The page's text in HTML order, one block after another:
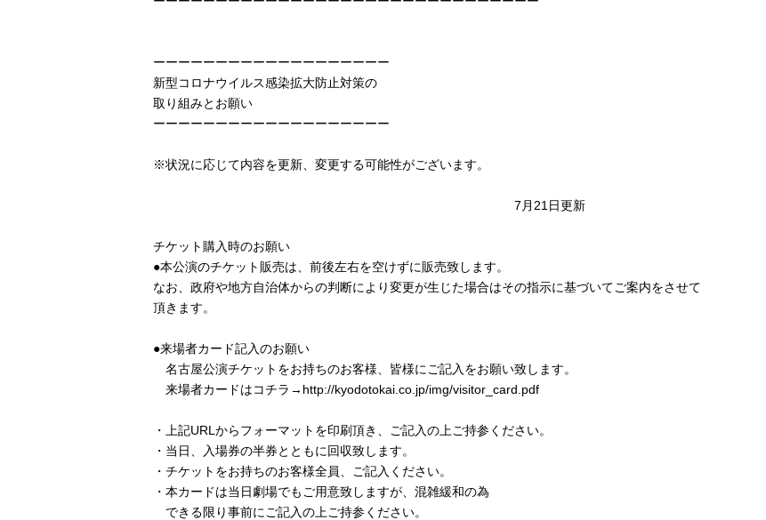
ーーーーーーーーーーーーーーーーーーー
新型コロナウイルス感染拡大防止対策の
取り組みとお願い
ーーーーーーーーーーーーーーーーーーー
※状況に応じて内容を更新、変更する可能性がございます。
7月21日更新
チケット購入時のお願い
●本公演のチケット販売は、前後左右を空けずに販売致します。
なお、政府や地方自治体からの判断により変更が生じた場合はその指示に基づいてご案内をさせて
頂きます。
●来場者カード記入のお願い
名古屋公演チケットをお持ちのお客様、皆様にご記入をお願い致します。
来場者カードはコチラ→http://kyodotokai.co.jp/img/visitor_card.pdf
・上記URLからフォーマットを印刷頂き、ご記入の上ご持参ください。
・当日、入場券の半券とともに回収致します。
・チケットをお持ちのお客様全員、ご記入ください。
・本カードは当日劇場でもご用意致しますが、混雑緩和の為
できる限り事前にご記入の上ご持参ください。